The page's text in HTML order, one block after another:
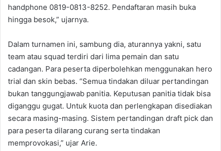
handphone 0819-0813-8252. Pendaftaran masih buka
hingga besok,” ujarnya.
Dalam turnamen ini, sambung dia, aturannya yakni, satu
team atau squad terdiri dari lima pemain dan satu
cadangan. Para peserta diperbolehkan menggunakan hero
trial dan skin bebas. “Semua tindakan diluar pertandingan
bukan tanggungjawab panitia. Keputusan panitia tidak bisa
diganggu gugat. Untuk kuota dan perlengkapan disediakan
secara masing-masing. Sistem pertandingan draft pick dan
para peserta dilarang curang serta tindakan
memprovokasi,” ujar Arie.